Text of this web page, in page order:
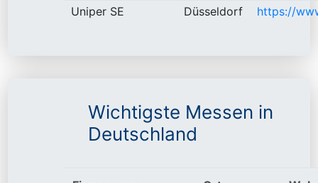
Uniper SE Düsseldorf https://
Wichtigste Messen in
Deutschland